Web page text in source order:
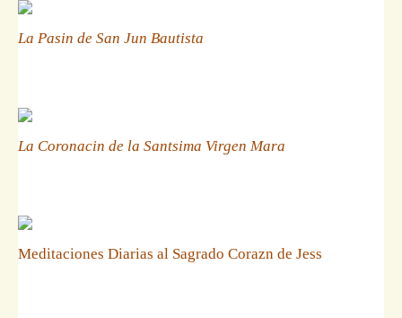
La Pasin de San Jun Bautista
La Coronacin de la Santsima Virgen Mara
Meditaciones Diarias al Sagrado Corazn de Jess